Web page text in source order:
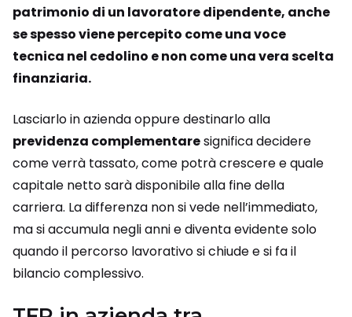
patrimonio di un lavoratore dipendente, anche
se spesso viene percepito come una voce
tecnica nel cedolino e non come una vera scelta
finanziaria.
Lasciarlo in azienda oppure destinarlo alla
previdenza complementaresignifica decidere
come verrà tassato, come potrà crescere e quale
capitale netto sarà disponibile alla fine della
carriera. La differenza non si vede nell’immediato,
ma si accumula negli anni e diventa evidente solo
quando il percorso lavorativo si chiude e si fa il
bilancio complessivo.